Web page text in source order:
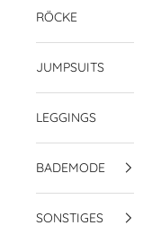
RÖCKE
JUMPSUITS
LEGGINGS
BADEMODE
SONSTIGES